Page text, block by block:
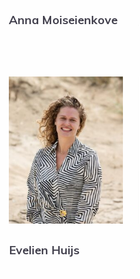
Anna Moiseienkove
Evelien Huijs